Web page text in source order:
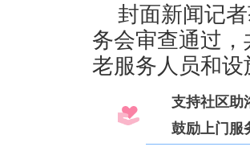
封面新闻记
务会审查通过
老服务人员和
支持社区助
鼓励上门服